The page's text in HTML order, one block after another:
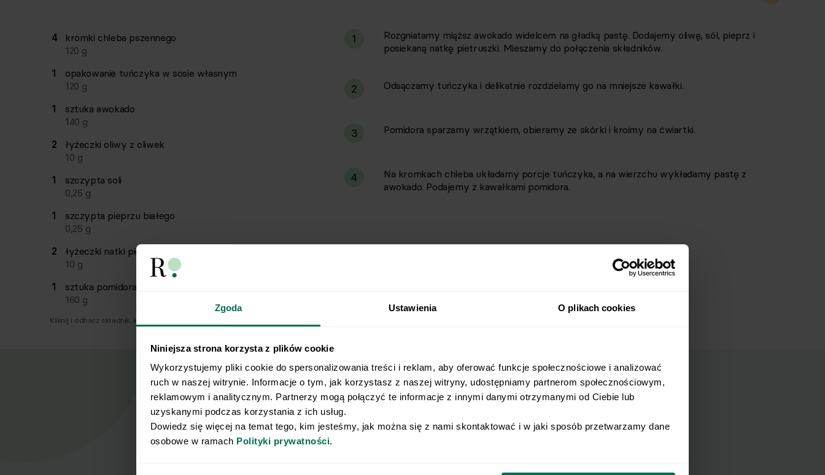
Zgoda Ustawienia O plikach cookies
Niniejsza strona korzysta z plików cookie
Wykorzystujemy pliki cookie do spersonalizowania treści i reklam, aby oferować funkcje społecznościowe i analizować
ruch w naszej witrynie. Informacje o tym, jak korzystasz z naszej witryny, udostępniamy partnerom społecznościowym,
reklamowym i analitycznym. Partnerzy mogą połączyć te informacje z innymi danymi otrzymanymi od Ciebie lub
uzyskanymi podczas korzystania z ich usług.
Dowiedz się więcej na temat tego, kim jesteśmy, jak można się z nami skontaktować i w jaki sposób przetwarzamy dane
osobowe w ramach Polityki prywatności.
Lista składników przepisu z ilościami i wagami
Ilość Składnik
4 kromki chleba pszennego
120 g
1
opakowanie tuńczyka w sosie własnym
120 g
1
sztuka awokado
140 g
2
łyżeczki oliwy z oliwek
10 g
1
szczypta soli
0,25 g
1
szczypta pieprzu białego
0,25 g
2
łyżeczki natki pietruszki
10 g
1
sztuka pomidora
160 g
Kliknij i odhacz składnik, który już masz.
1
Rozgniatamy miąższ awokado widelcem na gładką pastę. Dodajemy oliwę, sól, pieprz i
posiekaną natkę pietruszki. Mieszamy do połączenia składników.
2 Odsączamy tuńczyka i delikatnie rozdzielamy go na mniejsze kawałki.
3 Pomidora sparzamy wrzątkiem, obieramy ze skórki i kroimy na ćwiartki.
4
Na kromkach chleba układamy porcje tuńczyka, a na wierzchu wykładamy pastę z
awokado. Podajemy z kawałkami pomidora.
Wyślij przepis na e-mail
Nasze najlepsze przepisy, prosto na Twoja skrzynkę e-mail.